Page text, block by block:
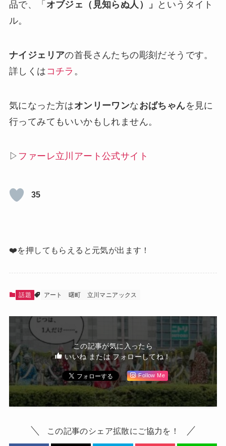
品で、「 オブジェ（見知らぬ人）」
というタイト
ル。
ナイジェリアの首長さんたちの彫刻だそうです。
詳しくは コチラ 。
気になった方はオンリーワンなおばちゃんを見に
行ってみてもいいかもしれません。
▷ ファーレ立川アート公式サイト
35
❤️を押してもらえると元気が出ます！
話題 アート 曙町 立川マニアックス
この記事が気に入ったら
いいね または フォローしてね！
Follow Me
この記事のシェア拡散にご協力を！